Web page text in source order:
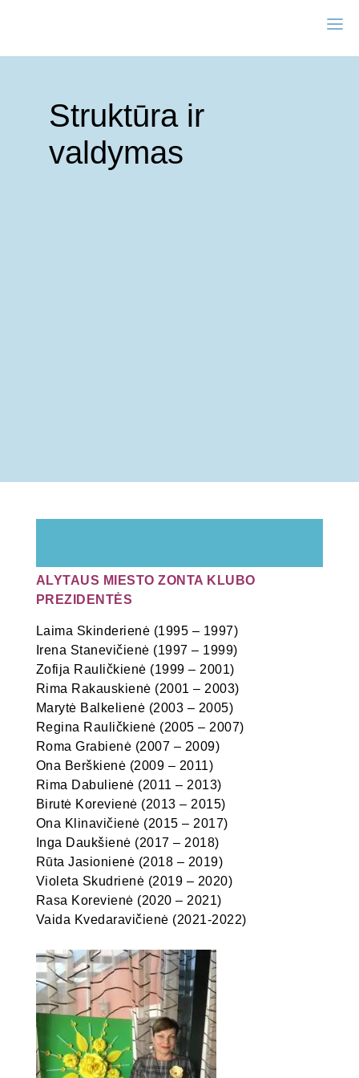
Struktūra ir
valdymas
ALYTAUS MIESTO ZONTA KLUBO
PREZIDENTĖS
Laima Skinderienė (1995 – 1997)
Irena Stanevičienė (1997 – 1999)
Zofija Rauličkienė (1999 – 2001)
Rima Rakauskienė (2001 – 2003)
Marytė Balkelienė (2003 – 2005)
Regina Rauličkienė (2005 – 2007)
Roma Grabienė (2007 – 2009)
Ona Berškienė (2009 – 2011)
Rima Dabulienė (2011 – 2013)
Birutė Korevienė (2013 – 2015)
Ona Klinavičienė (2015 – 2017)
Inga Daukšienė (2017 – 2018)
Rūta Jasionienė (2018 – 2019)
Violeta Skudrienė (2019 – 2020)
Rasa Korevienė (2020 – 2021)
Vaida Kvedaravičienė (2021-2022)